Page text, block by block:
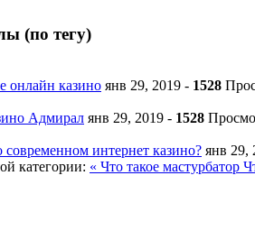
(по тегу)
онлайн казино янв 29, 2019 - 1528
Адмирал янв 29, 2019 - 1528
интернет казино? янв 29,
категории: « Что такое мастурбатор